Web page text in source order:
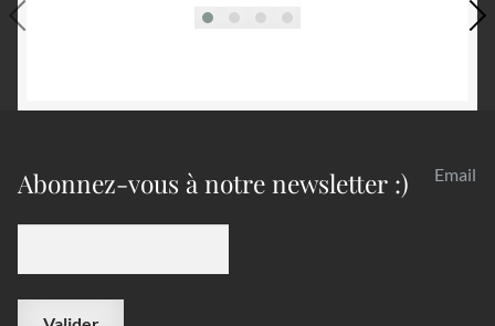
Abonnez-vous à notre newsletter :) Email